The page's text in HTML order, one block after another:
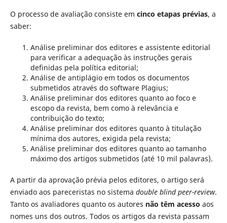
O processo de avaliação consiste em cinco etapas prévias, a
saber:
Análise preliminar dos editores e assistente editorial
para verificar a adequação às instruções gerais
definidas pela política editorial;
Análise de antiplágio em todos os documentos
submetidos através do software Plagius;
Análise preliminar dos editores quanto ao foco e
escopo da revista, bem como à relevância e
contribuição do texto;
Análise preliminar dos editores quanto à titulação
mínima dos autores, exigida pela revista;
Análise preliminar dos editores quanto ao tamanho
máximo dos artigos submetidos (até 10 mil palavras).
A partir da aprovação prévia pelos editores, o artigo será
enviado aos pareceristas no sistema double blind peer-review.
Tanto os avaliadores quanto os autores não têm acesso aos
nomes uns dos outros. Todos os artigos da revista passam